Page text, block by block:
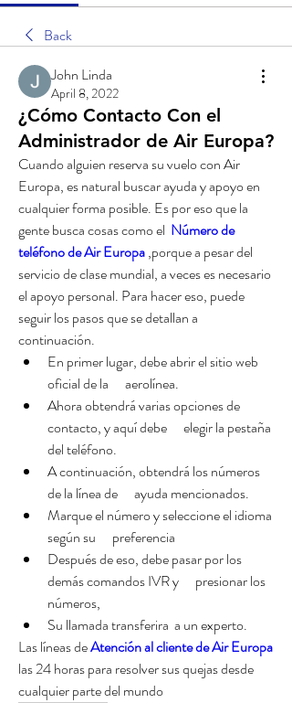
Back
John Linda
April 8, 2022
¿Cómo Contacto Con el
Administrador de Air Europa?
Cuando alguien reserva su vuelo con Air
Europa, es natural buscar ayuda y apoyo en
cualquier forma posible. Es por eso que la
gente busca cosas como el Número de
teléfono de Air Europa,porque a pesar del
servicio de clase mundial, a veces es necesario
el apoyo personal. Para hacer eso, puede
seguir los pasos que se detallan a
continuación.
En primer lugar, debe abrir el sitio web
oficial de la      aerolínea.
Ahora obtendrá varias opciones de
contacto, y aquí debe      elegir la pestaña
del teléfono.
A continuación, obtendrá los números
de la línea de      ayuda mencionados.
Marque el número y seleccione el idioma
según su      preferencia
Después de eso, debe pasar por los
demás comandos IVR y      presionar los
números,
Su llamada transferira  a un experto.
Las líneas de
las 24 horas para resolver sus quejas desde
cualquier parte del mundo